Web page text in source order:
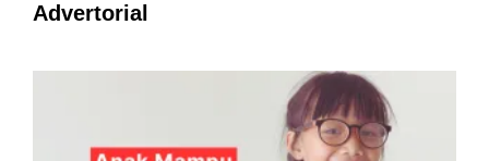
Advertorial